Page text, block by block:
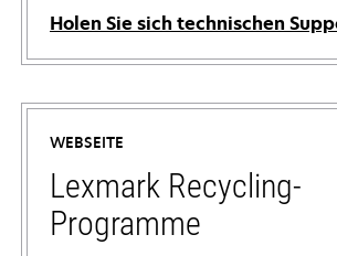
Holen Sie sich technischen
wird
in
neuen
Registerkarte
geöffnet
WEBSEITE
Lexmark Recycling-
Programme